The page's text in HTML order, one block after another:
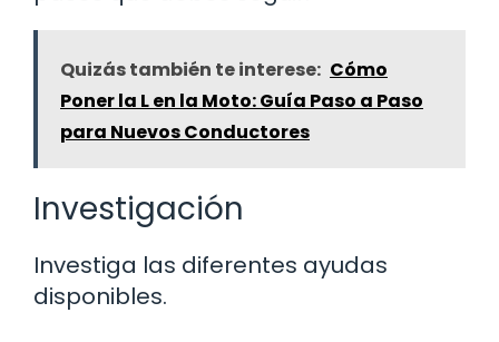
Quizás también te interese: Cómo
Poner la L en la Moto: Guía Paso a Paso
para Nuevos Conductores
Investigación
Investiga las diferentes ayudas
disponibles.